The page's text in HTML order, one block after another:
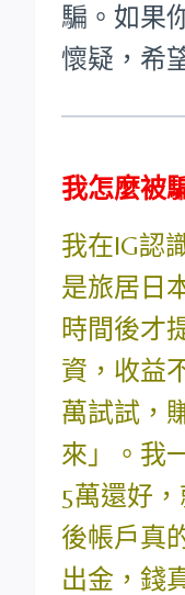
騙。如果
懷疑，希
我怎麼被
我在IG認
是旅居日
時間後才
資，收益
萬試試，
來」。我
5萬還好
後帳戶真
出金，錢